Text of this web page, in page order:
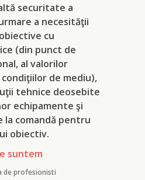
securitate a
a necesităţii
cu
(din punct de
al valorilor
de mediu),
tehnice deosebite
echipamente şi
la comandă pentru
obiectiv.
suntem
de profesionisti